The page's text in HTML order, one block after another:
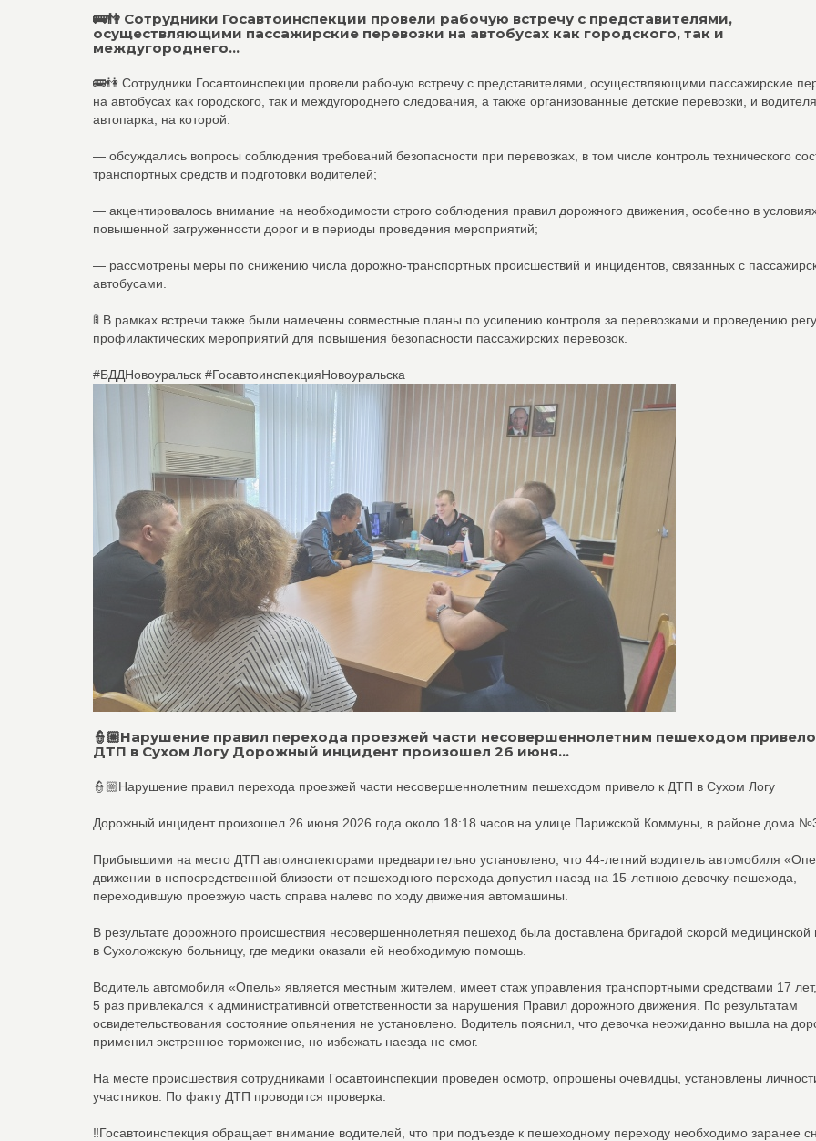
🚌👫 Сотрудники Госавтоинспекции провели рабочую встречу с представителями,
осуществляющими пассажирские перевозки на автобусах как городского, так и
междугороднего...
🚌👫 Сотрудники Госавтоинспекции провели рабочую встречу с представителями, осуществляющими пассажирские
на автобусах как городского, так и междугороднего следования, а также организованные детские перевозки, и
автопарка, на которой:
— обсуждались вопросы соблюдения требований безопасности при перевозках, в том числе контроль технического
транспортных средств и подготовки водителей;
— акцентировалось внимание на необходимости строго соблюдения правил дорожного движения, особенно в
повышенной загруженности дорог и в периоды проведения мероприятий;
— рассмотрены меры по снижению числа дорожно-транспортных происшествий и инцидентов, связанных с
автобусами.
🚦 В рамках встречи также были намечены совместные планы по усилению контроля за перевозками и проведению
профилактических мероприятий для повышения безопасности пассажирских перевозок.
#БДДНовоуральск #ГосавтоинспекцияНовоуральска
👮🏼Нарушение правил перехода проезжей части несовершеннолетним пешеходом
ДТП в Сухом Логу Дорожный инцидент произошел 26 июня...
👮🏼Нарушение правил перехода проезжей части несовершеннолетним пешеходом привело к ДТП в Сухом Логу
Дорожный инцидент произошел 26 июня 2026 года около 18:18 часов на улице Парижской Коммуны, в районе дома
Прибывшими на место ДТП автоинспекторами предварительно установлено, что 44-летний водитель автомобиля
движении в непосредственной близости от пешеходного перехода допустил наезд на 15-летнюю девочку-пешехода,
переходившую проезжую часть справа налево по ходу движения автомашины.
В результате дорожного происшествия несовершеннолетняя пешеход была доставлена бригадой скорой
в Сухоложскую больницу, где медики оказали ей необходимую помощь.
Водитель автомобиля «Опель» является местным жителем, имеет стаж управления транспортными средствами 17
5 раз привлекался к административной ответственности за нарушения Правил дорожного движения. По результатам
освидетельствования состояние опьянения не установлено. Водитель пояснил, что девочка неожиданно вышла на
применил экстренное торможение, но избежать наезда не смог.
На месте происшествия сотрудниками Госавтоинспекции проведен осмотр, опрошены очевидцы, установлены
участников. По факту ДТП проводится проверка.
‼️Госавтоинспекция обращает внимание водителей, что при подъезде к пешеходному переходу необходимо заранее